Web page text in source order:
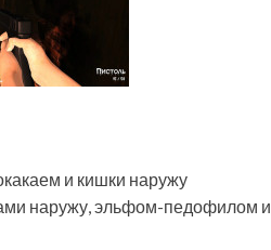
и кишки наружу
наружу, эльфом-педофилом и